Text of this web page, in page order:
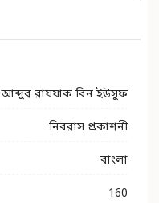
আব্দুর রাযযাক বিন ইউসুফ
নিবরাস প্রকাশনী
বাংলা
160